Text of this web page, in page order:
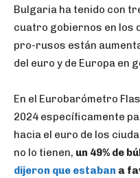
Bulgaria ha tenido con
cuatro gobiernos en los
pro-rusos están
del euro y de Europa en
En el Eurobarómetro
2024 específicamente
hacia el euro de los
no lo tienen, un 49% de
dijeron que estaban a